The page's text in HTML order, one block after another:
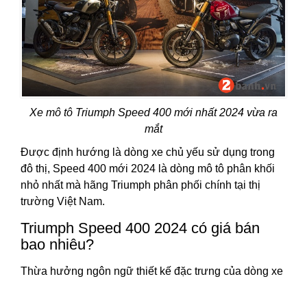
Xe mô tô Triumph Speed 400 mới nhất 2024 vừa ra
mắt
Được định hướng là dòng xe chủ yếu sử dụng trong
đô thị, Speed 400 mới 2024 là dòng mô tô phân khối
nhỏ nhất mà hãng Triumph phân phối chính tại thị
trường Việt Nam.
Triumph Speed 400 2024 có giá bán
bao nhiêu?
Thừa hưởng ngôn ngữ thiết kế đặc trưng của dòng xe